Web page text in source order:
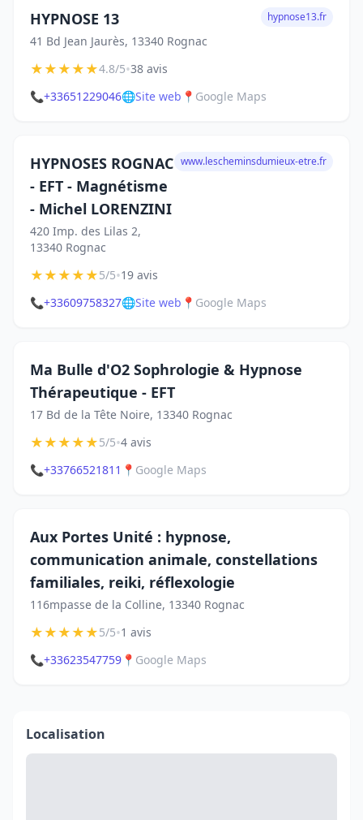
HYPNOSE 13
41 Bd Jean Jaurès, 13340 Rognac
hypnose13.fr
★★★★★4.8/5•38 avis
📞+33651229046🌐Site web 📍 Google Maps
HYPNOSES ROGNAC
- EFT - Magnétisme
- Michel LORENZINI
420 Imp. des Lilas 2,
13340 Rognac
www.lescheminsdumieux-etre.fr
★★★★★5/5•19 avis
📞+33609758327🌐Site web 📍 Google Maps
Ma Bulle d'O2 Sophrologie & Hypnose
Thérapeutique - EFT
17 Bd de la Tête Noire, 13340 Rognac
★★★★★5/5•4 avis
📞+33766521811 📍 Google Maps
Aux Portes Unité : hypnose,
communication animale, constellations
familiales, reiki, réflexologie
116mpasse de la Colline, 13340 Rognac
★★★★★5/5•1 avis
📞+33623547759 📍 Google Maps
Localisation